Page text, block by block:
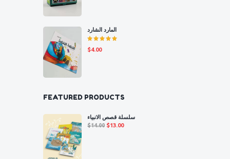
المارد الشارد
5.00out
$4.00
FEATURED PRODUCTS
سلسلة قصص الانبياء
$14.00 Original
$13.00Current